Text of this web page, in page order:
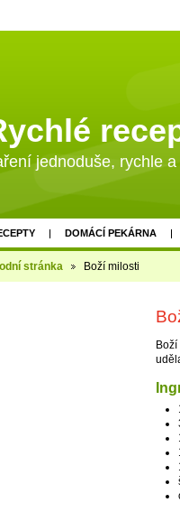
jednoduše, rychle
DOMÁCÍ PEKÁRNA
stránka Boží milosti